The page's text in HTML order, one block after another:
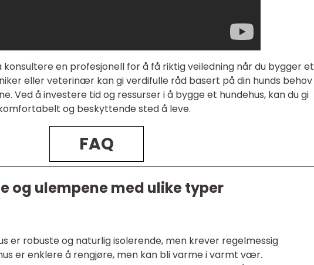
en profesjonell for å få riktig veiledning når du bygger et
eller veterinær kan gi verdifulle råd basert på din hunds behov
Ved å investere tid og ressurser i å bygge et hundehus, kan du gi
og beskyttende sted å leve.
FAQ
og ulempene med ulike typer
er robuste og naturlig isolerende, men krever regelmessig
er enklere å rengjøre, men kan bli varme i varmt vær.